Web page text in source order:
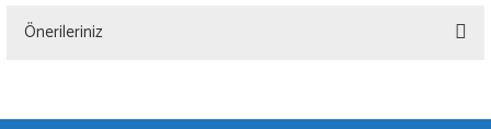
Önerileriniz
gördüğünüz noktaları öneri formunu kullanarak tarafımıza iletebilirsiniz.